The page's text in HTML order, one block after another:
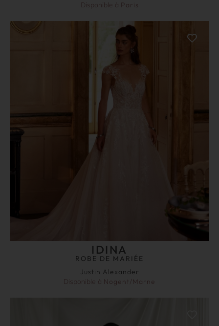
Disponible à Paris
IDINA
ROBE DE MARIÉE
Justin Alexander
Disponible à Nogent/Marne